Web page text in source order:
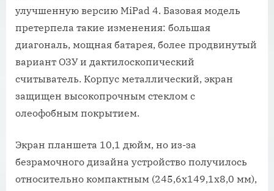
улучшенную версию MiPad 4. Базовая модель
претерпела такие изменения: большая
диагональ, мощная батарея, более продвинутый
вариант ОЗУ и дактилоскопический
считыватель. Корпус металлический, экран
защищен высокопрочным стеклом с
олеофобным покрытием.
Экран планшета 10,1 дюйм, но из-за
безрамочного дизайна устройство получилось
относительно компактным (245,6х149,1х8,0 мм),